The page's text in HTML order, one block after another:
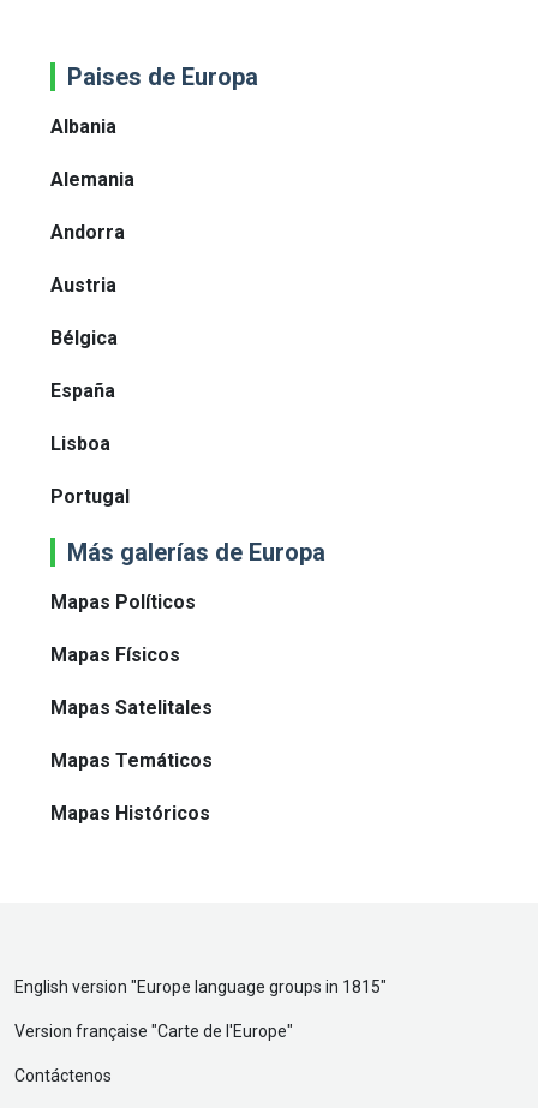
Paises de Europa
Albania
Alemania
Andorra
Austria
Bélgica
España
Lisboa
Portugal
Más galerías de Europa
Mapas Políticos
Mapas Físicos
Mapas Satelitales
Mapas Temáticos
Mapas Históricos
English version "Europe language groups in 1815"
Version française "Carte de l'Europe"
Contáctenos